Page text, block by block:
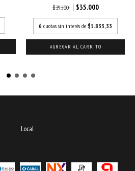
$39.500
$35.000
6 cuotas sin interés de $5.833,33
Local